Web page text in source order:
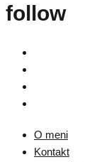
follow
O meni
Kontakt